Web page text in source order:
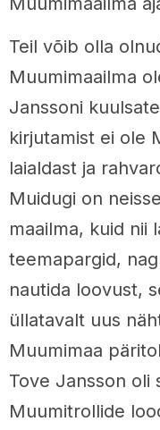
Teil võib olla
Muumimaailma
Janssoni
kirjutamist ei ole
laialdast ja
Muidugi on
maailma, kuid nii
teemapargid,
nautida loovust,
üllatavalt uus
Muumimaa
Tove Jansson oli
Muumitrollide